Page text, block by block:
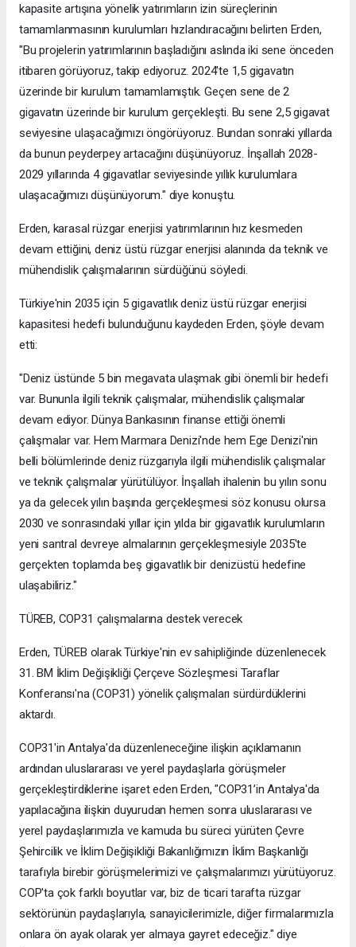
kapasite artışına yönelik yatırımların izin süreçlerinin
tamamlanmasının kurulumları hızlandıracağını belirten Erden,
"Bu projelerin yatırımlarının başladığını aslında iki sene önceden
itibaren görüyoruz, takip ediyoruz. 2024'te 1,5 gigavatın
üzerinde bir kurulum tamamlamıştık. Geçen sene de 2
gigavatın üzerinde bir kurulum gerçekleşti. Bu sene 2,5 gigavat
seviyesine ulaşacağımızı öngörüyoruz. Bundan sonraki yıllarda
da bunun peyderpey artacağını düşünüyoruz. İnşallah 2028-
2029 yıllarında 4 gigavatlar seviyesinde yıllık kurulumlara
ulaşacağımızı düşünüyorum." diye konuştu.
Erden, karasal rüzgar enerjisi yatırımlarının hız kesmeden
devam ettiğini, deniz üstü rüzgar enerjisi alanında da teknik ve
mühendislik çalışmalarının sürdüğünü söyledi.
Türkiye'nin 2035 için 5 gigavatlık deniz üstü rüzgar enerjisi
kapasitesi hedefi bulunduğunu kaydeden Erden, şöyle devam
etti:
"Deniz üstünde 5 bin megavata ulaşmak gibi önemli bir hedefi
var. Bununla ilgili teknik çalışmalar, mühendislik çalışmalar
devam ediyor. Dünya Bankasının finanse ettiği önemli
çalışmalar var. Hem Marmara Denizi'nde hem Ege Denizi'nin
belli bölümlerinde deniz rüzgarıyla ilgili mühendislik çalışmalar
ve teknik çalışmalar yürütülüyor. İnşallah ihalenin bu yılın sonu
ya da gelecek yılın başında gerçekleşmesi söz konusu olursa
2030 ve sonrasındaki yıllar için yılda bir gigavatlık kurulumların
yeni santral devreye almalarının gerçekleşmesiyle 2035'te
gerçekten toplamda beş gigavatlık bir denizüstü hedefine
ulaşabiliriz."
TÜREB, COP31 çalışmalarına destek verecek
Erden, TÜREB olarak Türkiye'nin ev sahipliğinde düzenlenecek
31. BM İklim Değişikliği Çerçeve Sözleşmesi Taraflar
Konferansı'na (COP31) yönelik çalışmaları sürdürdüklerini
aktardı.
COP31'in Antalya'da düzenleneceğine ilişkin açıklamanın
ardından uluslararası ve yerel paydaşlarla görüşmeler
gerçekleştirdiklerine işaret eden Erden, "COP31’in Antalya'da
yapılacağına ilişkin duyurudan hemen sonra uluslararası ve
yerel paydaşlarımızla ve kamuda bu süreci yürüten Çevre
Şehircilik ve İklim Değişikliği Bakanlığımızın İklim Başkanlığı
tarafıyla birebir görüşmelerimizi ve çalışmalarımızı yürütüyoruz.
COP'ta çok farklı boyutlar var, biz de ticari tarafta rüzgar
sektörünün paydaşlarıyla, sanayicilerimizle, diğer firmalarımızla
onlara ön ayak olarak yer almaya gayret edeceğiz." diye